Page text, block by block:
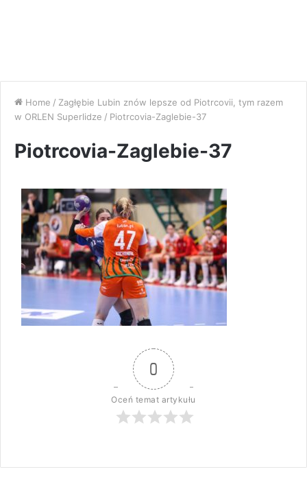
Home / Zagłębie Lubin znów lepsze od Piotrcovii, tym razem
w ORLEN Superlidze / Piotrcovia-Zaglebie-37
Piotrcovia-Zaglebie-37
0
Oceń temat artykułu